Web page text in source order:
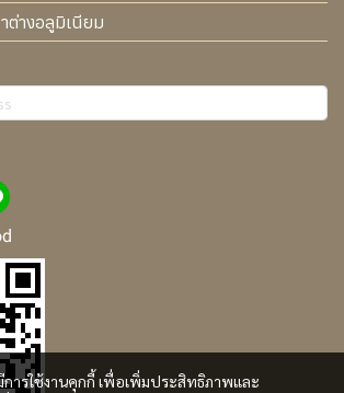
การใช้งานคุกกี้ เพื่อเพิ่มประสิทธิภาพและ
างอลูมิเนียม